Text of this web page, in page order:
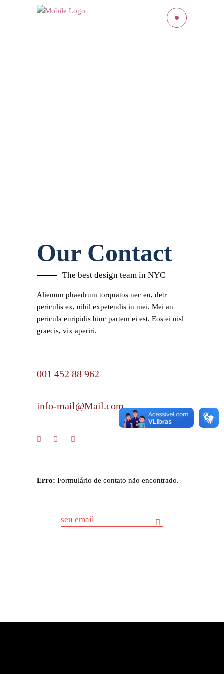
Our Contact
The best design team in NYC
Alienum phaedrum torquatos nec eu, detr
periculis ex, nihil expetendis in mei. Mei an
pericula euripidis hinc partem ei est. Eos ei nisl
graecis, vix aperiri.
001 452 88 962
info-mail@Mail.com
Erro: Formulário de contato não encontrado.